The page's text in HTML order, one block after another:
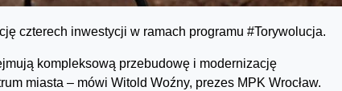
czterech inwestycji w ramach programu #Torywolucja.
kompleksową przebudowę i modernizację
miasta – mówi Witold Woźny, prezes MPK Wrocław.